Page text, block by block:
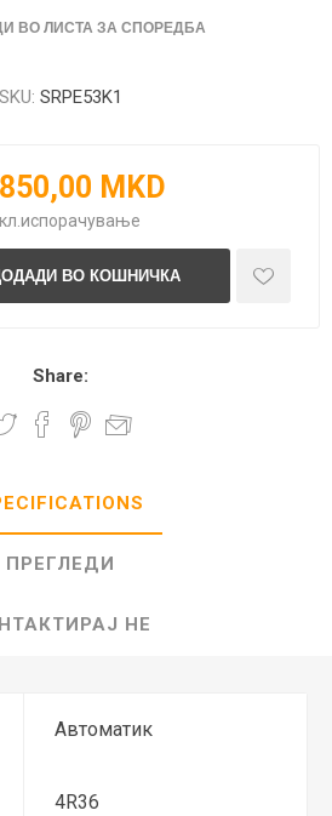
ВО ЛИСТА ЗА СПОРЕДБА
SKU: SRPE53K1
MKD
испорачување
Share:
ПРЕГЛЕДИ
НЕ
Автоматик
4R36